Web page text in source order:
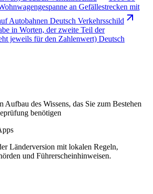
an Gefällestrecken mit
Autobahnen Deutsch Verkehrsschild
in Worten, der zweite Teil der
jeweils für den Zahlenwert) Deutsch
Aufbau des Wissens, das Sie zum Bestehen
benötigen
Länderversion mit lokalen Regeln,
und Führerscheinhinweisen.